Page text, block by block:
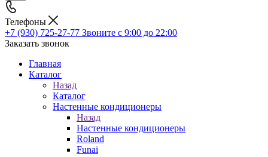
Телефоны
+7 (930) 725-27-77 Звоните с 9:00 до 22:00
Заказать звонок
Главная
Каталог
Назад
Каталог
Настенные кондиционеры
Назад
Настенные кондиционеры
Roland
Funai